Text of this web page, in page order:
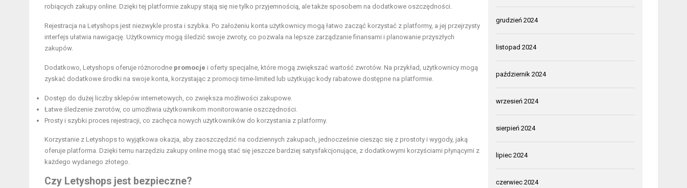
robiących zakupy online. Dzięki tej platformie zakupy stają się nie tylko przyjemnością, ale także sposobem na dodatkowe oszczędności.
Rejestracja na Letyshops jest niezwykle prosta i szybka. Po założeniu konta użytkownicy mogą łatwo zacząć korzystać z platformy, a jej przejrzysty
interfejs ułatwia nawigację. Użytkownicy mogą śledzić swoje zwroty, co pozwala na lepsze zarządzanie finansami i planowanie przyszłych
zakupów.
Dodatkowo, Letyshops oferuje różnorodne promocje i oferty specjalne, które mogą zwiększać wartość zwrotów. Na przykład, użytkownicy mogą
zyskać dodatkowe środki na swoje konta, korzystając z promocji time-limited lub użytkując kody rabatowe dostępne na platformie.
Dostęp do dużej liczby sklepów internetowych, co zwiększa możliwości zakupowe.
Łatwe śledzenie zwrotów, co umożliwia użytkownikom monitorowanie oszczędności.
Prosty i szybki proces rejestracji, co zachęca nowych użytkowników do korzystania z platformy.
Korzystanie z Letyshops to wyjątkowa okazja, aby zaoszczędzić na codziennych zakupach, jednocześnie ciesząc się z prostoty i wygody, jaką
oferuje platforma. Dzięki temu narzędziu zakupy online mogą stać się jeszcze bardziej satysfakcjonujące, z dodatkowymi korzyściami płynącymi z
każdego wydanego złotego.
Czy Letyshops jest bezpieczne?
grudzień 2024
listopad 2024
październik 2024
wrzesień 2024
sierpień 2024
lipiec 2024
czerwiec 2024